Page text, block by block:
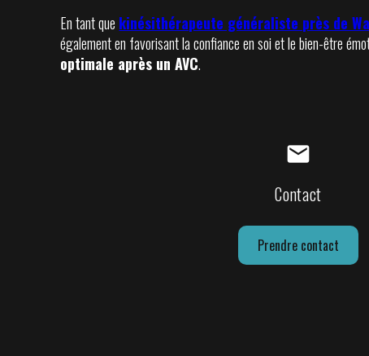
En tant que kinésithérapeute généraliste près de
également en favorisant la confiance en soi et le bien-être
optimale après un AVC.
mail
Contact
Prendre contact